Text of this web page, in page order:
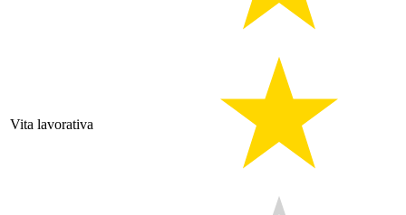
Vita lavorativa